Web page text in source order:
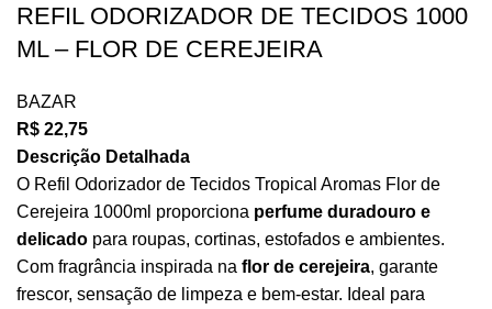
REFIL ODORIZADOR DE TECIDOS 1000
ML – FLOR DE CEREJEIRA
BAZAR
R$ 22,75
Descrição Detalhada
O Refil Odorizador de Tecidos Tropical Aromas Flor de
Cerejeira 1000ml proporciona perfume duradouro e
delicado para roupas, cortinas, estofados e ambientes.
Com fragrância inspirada na flor de cerejeira, garante
frescor, sensação de limpeza e bem-estar. Ideal para